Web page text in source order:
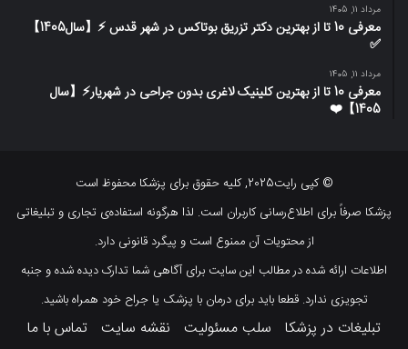
مرداد 11, 1405
معرفی 10 تا از بهترین دکتر تزریق بوتاکس در شهر قدس ⚡️【سال1405】
✅
مرداد 11, 1405
معرفی 10 تا از بهترین کلینیک لاغری بدون جراحی در شهریار⚡【سال
1405】❤️
© کپی رایت2025, کلیه حقوق برای پزشکا محفوظ است
پزشکا صرفاً برای اطلاع‌رسانی کاربران است. لذا هرگونه استفاده‌ی تجاری و تبلیغاتی
از محتویات آن ممنوع است و پیگرد قانونی دارد.
اطلاعات ارائه شده در مطالب این سایت برای آگاهی شما تدارک دیده شده و جنبه
تجویزی ندارد. قطعا باید برای درمان با پزشک یا جراح خود همراه باشید.
تبلیغات در پزشکا سلب مسئولیت نقشه سایت تماس با ما